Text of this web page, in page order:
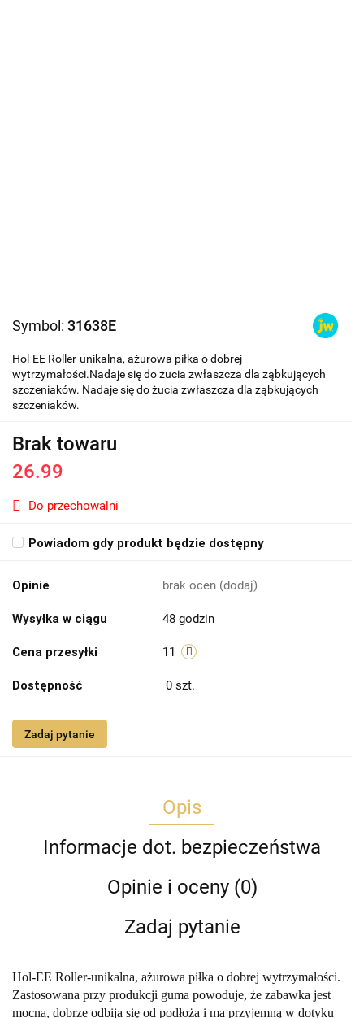
Symbol: 31638E
Hol-EE Roller-unikalna, ażurowa piłka o dobrej
wytrzymałości.Nadaje się do żucia zwłaszcza dla ząbkujących
szczeniaków. Nadaje się do żucia zwłaszcza dla ząbkujących
szczeniaków.
Brak towaru
26.99
Do przechowalni
Powiadom gdy produkt będzie dostępny
Opinie brak ocen (dodaj)
Wysyłka w ciągu 48 godzin
Cena przesyłki 11
Dostępność 0 szt.
Zadaj pytanie
Opis
Informacje dot. bezpieczeństwa
Opinie i oceny (0)
Zadaj pytanie
Hol-EE Roller-unikalna, ażurowa piłka o dobrej wytrzymałości.
Zastosowana przy produkcji guma powoduje, że zabawka jest
mocna, dobrze odbija się od podłoża i ma przyjemną w dotyku